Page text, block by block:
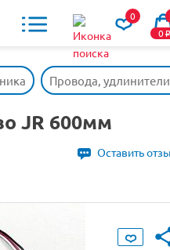
0
0o
Провода,
JR 600мм
Оставить